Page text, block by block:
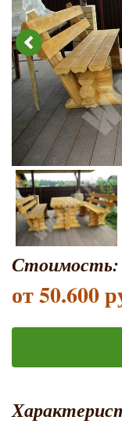
Стоимость:
от 50.600